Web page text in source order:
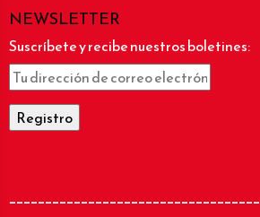
NEWSLETTER
Suscríbete y recibe nuestros boletines: